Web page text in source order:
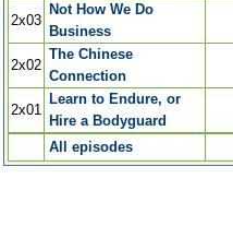
2x03
Not How We Do
Business
2x02
The Chinese
Connection
2x01
Learn to Endure, or
Hire a Bodyguard
All episodes